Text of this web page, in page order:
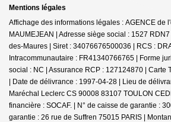
Mentions légales
Affichage des informations légales : AGENCE de
MAUMEJEAN | Adresse siège social : 1527 RDN7
des-Maures | Siret : 34076676500036 | RCS :
Intracommunautaire : FR41340766765 | Forme
social : NC | Assurance RCP : 127124870 | Carte
| Date de délivrance : 1997-04-28 | Lieu de
Maréchal Leclerc CS 90008 83107 TOULON
financière : SOCAF. | N° de caisse de garantie :
garantie : 26 rue de Suffren 75015 PARIS |